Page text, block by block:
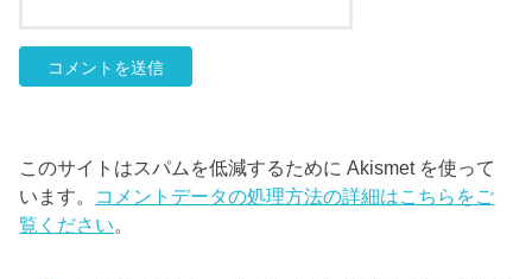
このサイトはスパムを低減するために Akismet を使って
います。 コメントデータの処理方法の詳細はこちらをご
覧ください。